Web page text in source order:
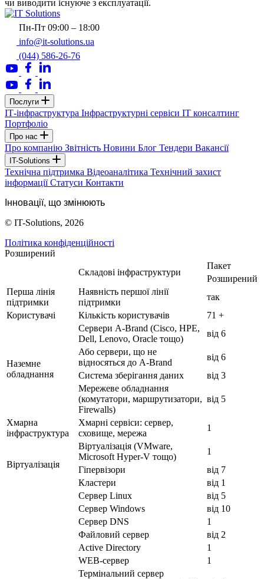
чи виводити існуюче з експлуатації.
Пн-Пт 09:00 – 18:00
info@it-solutions.ua
(044) 586-26-76
Послуги
ІТ-інфраструктура Інфраструктурні сервіси IT консалтинг
Портфоліо
Про нас
Про компанію Звітність Новини Блог Тендери Вакансії
IT-Solutions
Технічна підтримка Відеоаналітика Технічний захист
інформаціїСтатуси Контакти
Інновації, що змінюють
© IT-Solutions, 2026
Політика конфіденційності
Розширений
Складові інфраструктури
Пакет
Розширений
Перша лінія
підтримки
Наявність першої лінії
підтримки
так
Користувачі
Кількість користувачів 71 +
Наземне
обладнання
Сервери A-Brand (Cisco, HPE,
Dell, Lenovo, Oracle тощо)
від 6
Або сервери, що не
відносяться до A-Brand
від 6
Система зберігання даних
від 3
Мережеве обладнання
(комутатори, маршрутизатори,
Firewalls)
від 5
Хмарна
інфраструктура
Хмарні сервіси: сервер,
сховище, мережа
1
Віртуалізація
Віртуалізація (VMware,
Microsoft Hyper-V тощо)
1
Гіпервізори
від 7
Кластери
від 1
Сервер Linux
від 5
Сервер Windows
від 10
Сервер DNS
1
Файловий сервер
від 2
Active Directory
1
WEB-сервер
1
Термінальний сервер